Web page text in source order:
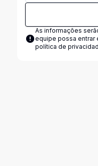
As informações
equipe possa entrar
política de